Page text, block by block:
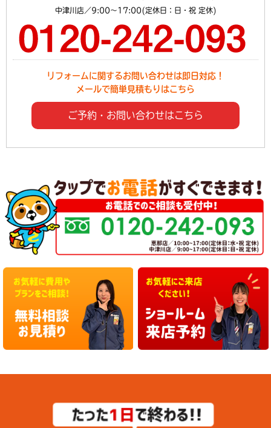
中津川店／9:00～17:00(定休日：日・祝 定休)
リフォームに関するお問い合わせは即日対応！
メールで簡単見積もりはこちら
ご予約・お問い合わせはこちら